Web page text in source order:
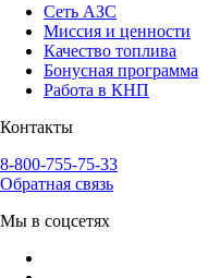
Сеть АЗС
Миссия и ценности
Качество топлива
Бонусная программа
Работа в КНП
Контакты
8-800-755-75-33
Обратная связь
Мы в соцсетях